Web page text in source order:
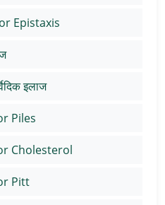
Epistaxis
इलाज
Piles
Cholesterol
Pitt